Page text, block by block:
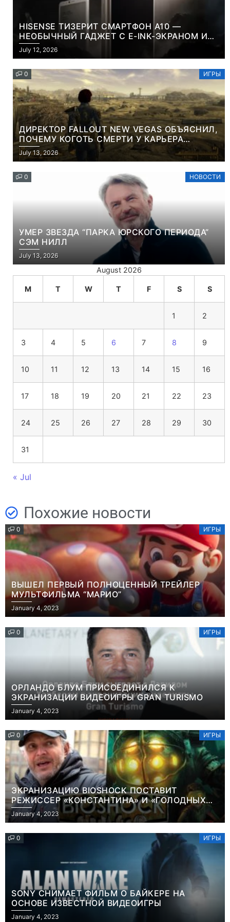
HISENSE ТИЗЕРИТ СМАРТФОН A10 —
НЕОБЫЧНЫЙ ГАДЖЕТ С E-INK-ЭКРАНОМ И
СЪЕМНОЙ LCD-ПАНЕЛЬЮ ДЛЯ ЦВЕТНОГО
КОНТЕНТА И СОЦСЕТЕЙ
July 12, 2026
0 ИГРЫ
ДИРЕКТОР FALLOUT NEW VEGAS ОБЪЯСНИЛ,
ПОЧЕМУ КОГОТЬ СМЕРТИ У КАРЬЕРА
НАМЕРЕННО СНОСИТ ВАМ ГОЛОВУ
July 13, 2026
0 НОВОСТИ
УМЕР ЗВЕЗДА “ПАРКА ЮРСКОГО ПЕРИОДА”
СЭМ НИЛЛ
July 13, 2026
August 2026
M T W T F S S
1 2
3 4 5 6 7 8 9
10 11 12 13 14 15 16
17 18 19 20 21 22 23
24 25 26 27 28 29 30
31
« Jul
Похожие новости
0 ИГРЫ
ВЫШЕЛ ПЕРВЫЙ ПОЛНОЦЕННЫЙ ТРЕЙЛЕР
МУЛЬТФИЛЬМА “МАРИО”
January 4, 2023
0 ИГРЫ
ОРЛАНДО БЛУМ ПРИСОЕДИНИЛСЯ К
ЭКРАНИЗАЦИИ ВИДЕОИГРЫ GRAN TURISMO
January 4, 2023
0 ИГРЫ
ЭКРАНИЗАЦИЮ BIOSHOCK ПОСТАВИТ
РЕЖИССЕР «КОНСТАНТИНА» И «ГОЛОДНЫХ
ИГР»
January 4, 2023
0 ИГРЫ
SONY СНИМАЕТ ФИЛЬМ О БАЙКЕРЕ НА
ОСНОВЕ ИЗВЕСТНОЙ ВИДЕОИГРЫ
January 4, 2023
Новости Игры